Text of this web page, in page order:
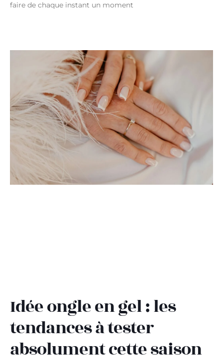
faire de chaque instant un moment
Idée ongle en gel : les
tendances à tester
absolument cette saison